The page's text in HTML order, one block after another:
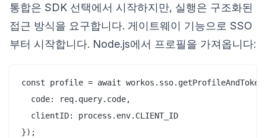
통합은 SDK 선택에서 시작하지만, 실행은 구조화된
접근 방식을 요구합니다. 게이트웨이 기능으로 SSO
부터 시작합니다. Node.js에서 프로필을 가져옵니다:
const profile = await
  code: req.query.code,
  clientID: process.env.CLIENT_ID